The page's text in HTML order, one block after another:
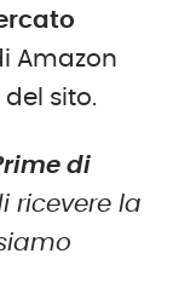
Amazon
sito.
di
ricevere la